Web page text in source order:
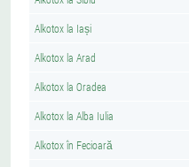
Alkotox la Iași
Alkotox la Arad
Alkotox la Oradea
Alkotox la Alba Iulia
Alkotox în Fecioară